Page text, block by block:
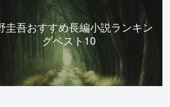
圭吾おすすめ長編小説ランキン
グベスト10